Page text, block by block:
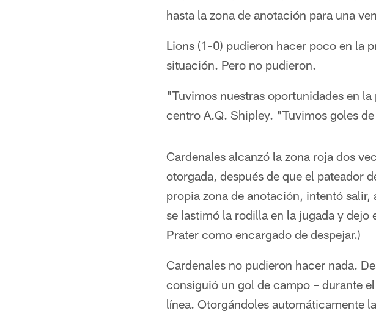
hasta la zona de anotación para una
Lions (1-0) pudieron hacer poco en la
situación. Pero no pudieron.
"Tuvimos nuestras oportunidades en
centro A.Q. Shipley. "Tuvimos goles
Cardenales alcanzó la zona roja dos
otorgada, después de que el pateador
propia zona de anotación, intentó
se lastimó la rodilla en la jugada y
Prater como encargado de despejar.)
Cardenales no pudieron hacer nada.
consiguió un gol de campo – durante
línea. Otorgándoles automáticamente